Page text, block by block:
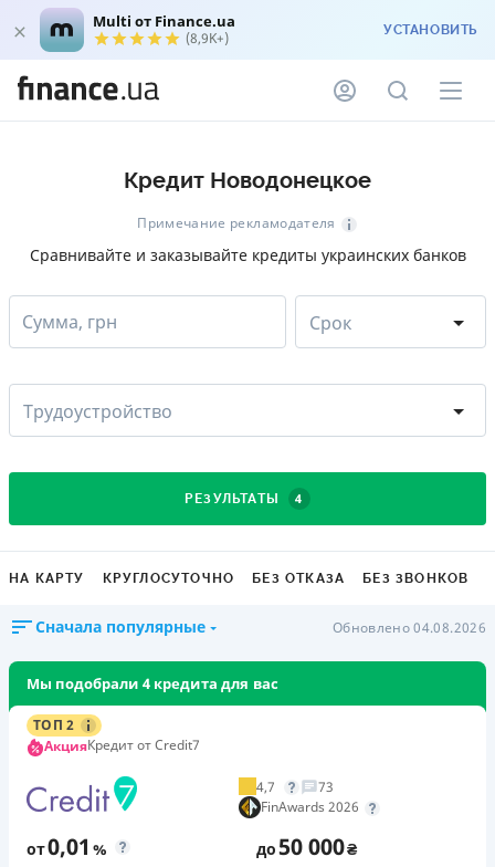
Multi от Finance.ua
(8,9K+) УСТАНОВИТЬ
Кредит Новодонецкое
Примечание рекламодателя
Сравнивайте и заказывайте кредиты украинских банков
Сумма, грн Срок
Трудоустройство
РЕЗУЛЬТАТЫ 4
НА КАРТУ КРУГЛОСУТОЧНО БЕЗ ОТКАЗА БЕЗ ЗВОНКОВ
Сначала популярные Обновлено 04.08.2026
Мы подобрали 4 кредита для вас
ТОП 2
АкцияКредит от Credit7
4,7
73
FinAwards 2026
от0,01 % до50 000₴